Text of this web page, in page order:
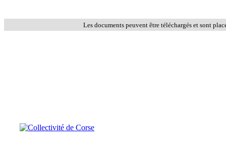
Les documents peuvent être téléchargés et sont